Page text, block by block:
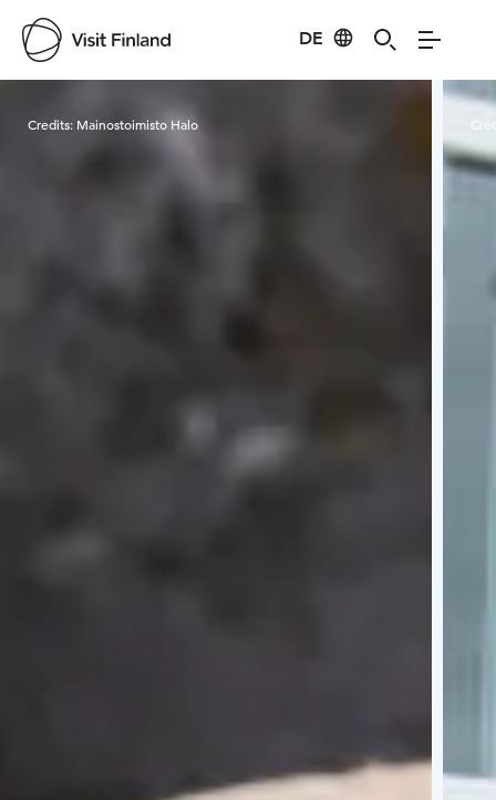
DE
Visit Finland
Credits: Mainostoimisto Halo